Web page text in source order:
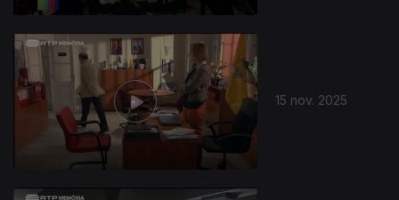
15 nov. 2025